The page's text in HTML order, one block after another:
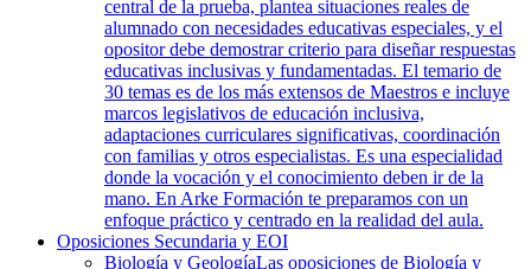
central de la prueba, plantea situaciones reales de
alumnado con necesidades educativas especiales, y el
opositor debe demostrar criterio para diseñar respuestas
educativas inclusivas y fundamentadas. El temario de
30 temas es de los más extensos de Maestros e incluye
marcos legislativos de educación inclusiva,
adaptaciones curriculares significativas, coordinación
con familias y otros especialistas. Es una especialidad
donde la vocación y el conocimiento deben ir de la
mano. En Arke Formación te preparamos con un
enfoque práctico y centrado en la realidad del aula.
Oposiciones Secundaria y EOI
Biología y GeologíaLas oposiciones de Biología y